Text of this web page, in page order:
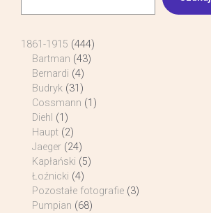
1861-1915 (444)
Bartman (43)
Bernardi (4)
Budryk (31)
Cossmann (1)
Diehl (1)
Haupt (2)
Jaeger (24)
Kapłański (5)
Łoźnicki (4)
Pozostałe fotografie (3)
Pumpian (68)